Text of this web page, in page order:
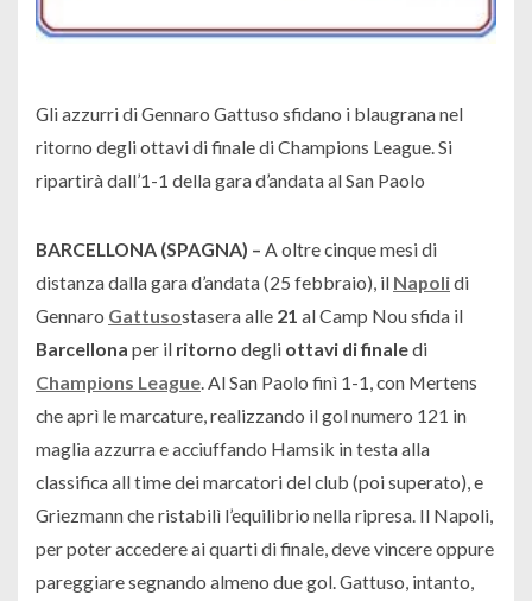
Gli azzurri di Gennaro Gattuso sfidano i blaugrana nel
ritorno degli ottavi di finale di Champions League. Si
ripartirà dall’1-1 della gara d’andata al San Paolo
BARCELLONA (SPAGNA) – A oltre cinque mesi di
distanza dalla gara d’andata (25 febbraio), il Napolidi
Gennaro Gattusostasera alle 21 al Camp Nou sfida il
Barcellona per il ritorno degli ottavi di finaledi
Champions League . Al San Paolo finì 1-1, con Mertens
che aprì le marcature, realizzando il gol numero 121 in
maglia azzurra e acciuffando Hamsik in testa alla
classifica all time dei marcatori del club (poi superato), e
Griezmann che ristabilì l’equilibrio nella ripresa. Il Napoli,
per poter accedere ai quarti di finale, deve vincere oppure
pareggiare segnando almeno due gol. Gattuso, intanto,